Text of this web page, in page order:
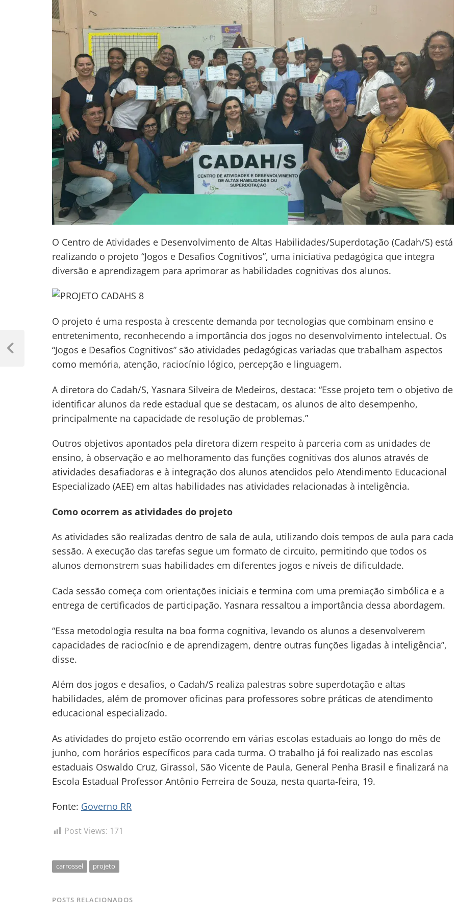
O Centro de Atividades e Desenvolvimento de Altas Habilidades/Superdotação (Cadah/S) está
realizando o projeto “Jogos e Desafios Cognitivos”, uma iniciativa pedagógica que integra
diversão e aprendizagem para aprimorar as habilidades cognitivas dos alunos.
O projeto é uma resposta à crescente demanda por tecnologias que combinam ensino e
entretenimento, reconhecendo a importância dos jogos no desenvolvimento intelectual. Os
“Jogos e Desafios Cognitivos” são atividades pedagógicas variadas que trabalham aspectos
como memória, atenção, raciocínio lógico, percepção e linguagem.
A diretora do Cadah/S, Yasnara Silveira de Medeiros, destaca: “Esse projeto tem o objetivo de
identificar alunos da rede estadual que se destacam, os alunos de alto desempenho,
principalmente na capacidade de resolução de problemas.”
Outros objetivos apontados pela diretora dizem respeito à parceria com as unidades de
ensino, à observação e ao melhoramento das funções cognitivas dos alunos através de
atividades desafiadoras e à integração dos alunos atendidos pelo Atendimento Educacional
Especializado (AEE) em altas habilidades nas atividades relacionadas à inteligência.
Como ocorrem as atividades do projeto
As atividades são realizadas dentro de sala de aula, utilizando dois tempos de aula para cada
sessão. A execução das tarefas segue um formato de circuito, permitindo que todos os
alunos demonstrem suas habilidades em diferentes jogos e níveis de dificuldade.
Cada sessão começa com orientações iniciais e termina com uma premiação simbólica e a
entrega de certificados de participação. Yasnara ressaltou a importância dessa abordagem.
“Essa metodologia resulta na boa forma cognitiva, levando os alunos a desenvolverem
capacidades de raciocínio e de aprendizagem, dentre outras funções ligadas à inteligência”,
disse.
Além dos jogos e desafios, o Cadah/S realiza palestras sobre superdotação e altas
habilidades, além de promover oficinas para professores sobre práticas de atendimento
educacional especializado.
As atividades do projeto estão ocorrendo em várias escolas estaduais ao longo do mês de
junho, com horários específicos para cada turma. O trabalho já foi realizado nas escolas
estaduais Oswaldo Cruz, Girassol, São Vicente de Paula, General Penha Brasil e finalizará na
Escola Estadual Professor Antônio Ferreira de Souza, nesta quarta-feira, 19.
Fonte: Governo RR
Post Views: 171
carrossel projeto
POSTS RELACIONADOS
Navegação
de
Previous